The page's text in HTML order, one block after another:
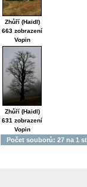
Zhůří (Haidl)
663 zobrazení
Vopin
Zhůří (Haidl)
631 zobrazení
Vopin
Počet souborů: 27 na 1